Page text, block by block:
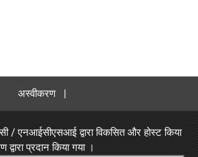
अस्वीकरण|
/ एनआईसीएसआई द्वारा विकसित और होस्ट किया
द्वारा प्रदान किया गया ।